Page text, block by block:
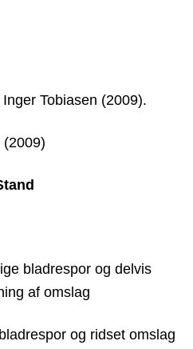
Tobiasen (2009).
bladrespor og delvis
af omslag
og ridset omslag